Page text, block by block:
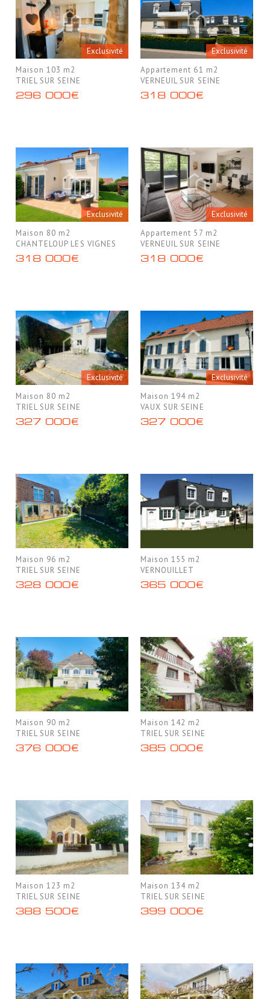
Exclusivité
Maison 103 m2
TRIEL SUR SEINE
296 000€
Exclusivité
Appartement 61 m2
VERNEUIL SUR SEINE
318 000€
Exclusivité
Maison 80 m2
CHANTELOUP LES VIGNES
318 000€
Exclusivité
Appartement 57 m2
VERNEUIL SUR SEINE
318 000€
Exclusivité
Maison 80 m2
TRIEL SUR SEINE
327 000€
Exclusivité
Maison 194 m2
VAUX SUR SEINE
327 000€
Maison 96 m2
TRIEL SUR SEINE
328 000€
Maison 155 m2
VERNOUILLET
365 000€
Maison 90 m2
TRIEL SUR SEINE
376 000€
Maison 142 m2
TRIEL SUR SEINE
385 000€
Maison 123 m2
TRIEL SUR SEINE
388 500€
Maison 134 m2
TRIEL SUR SEINE
399 000€